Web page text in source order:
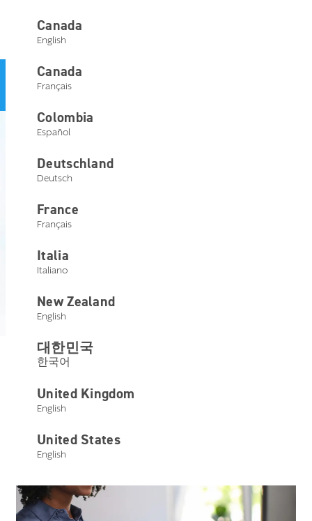
Canada
English
Canada
Français
Colombia
Español
Deutschland
Deutsch
France
Français
Italia
Italiano
New Zealand
English
대한민국
한국어
United Kingdom
English
United States
English
Un parcours optimisé et simplifié : votre eStore évolue et
Commander
commander en ligne.